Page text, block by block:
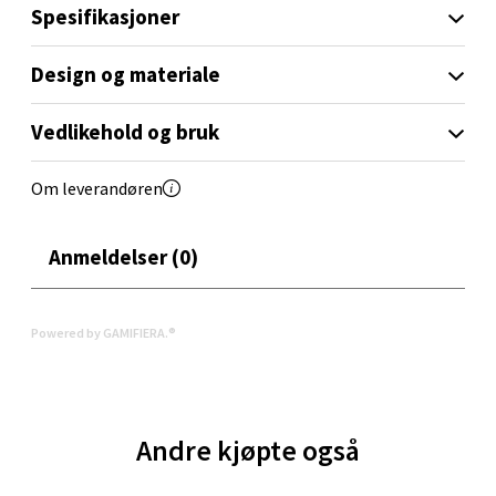
Spesifikasjoner
Design og materiale
Vedlikehold og bruk
Om leverandøren
Anmeldelser (0)
Powered by GAMIFIERA.®
Andre kjøpte også
Oppdal - Aunasenteret
Aunasenteret, Sunndalsvegen 3, 7340 Oppdal
Åpent i dag 10-18